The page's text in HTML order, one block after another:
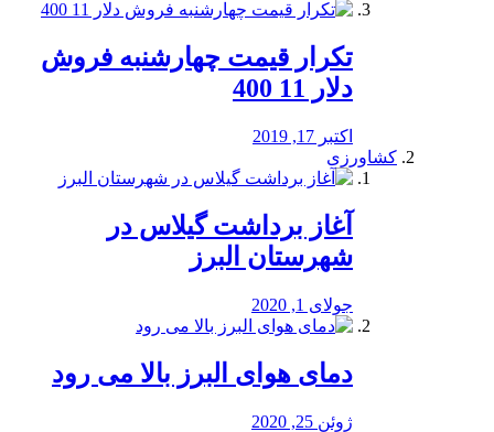
تکرار قیمت چهارشنبه فروش
دلار 11 400
اکتبر 17, 2019
کشاورزی
آغاز برداشت گیلاس در
شهرستان البرز
جولای 1, 2020
دمای هوای البرز بالا می رود
ژوئن 25, 2020